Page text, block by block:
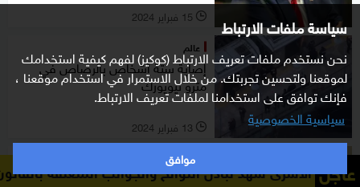
سياسة ملفات الارتباط
نحن نستخدم ملفات تعريف الارتباط (كوكيز) لفهم كيفية استخدامك
لموقعنا ولتحسين تجربتك. من خلال الاستمرار في استخدام موقعنا ،
فإنك توافق على استخدامنا لملفات تعريف الارتباط.
سياسية الخصوصية
موافق
l 15 فبراير 2024
عالم
إصابة ستة أشخاص بالرصاص في
مترو نيويورك
l 13 فبراير 2024
عالم
صحيفة أميركية: النفق السري بالمعبد عاجل اللوائح والجوانب المتعلقة بالقانون الدولي مصادر